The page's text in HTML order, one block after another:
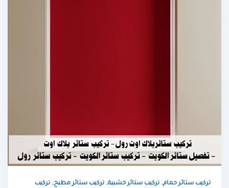
تركيب ستائر حمام,تركيب ستائر خشبية,تركيب ستائر مطبخ,تركيب